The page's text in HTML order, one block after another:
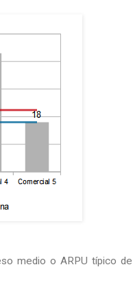
medio o ARPU típico de